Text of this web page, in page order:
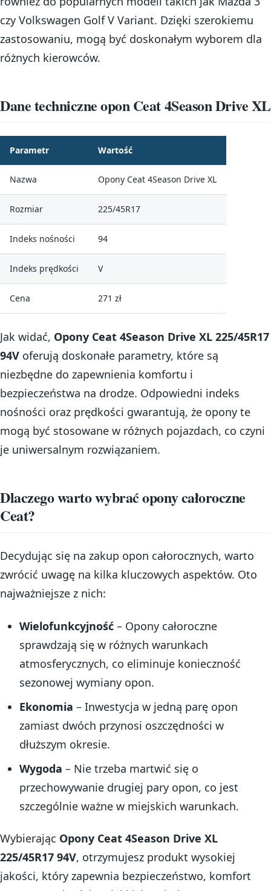
czy Volkswagen Golf V Variant. Dzięki szerokiemu
zastosowaniu, mogą być doskonałym wyborem dla
różnych kierowców.
Dane techniczne opon Ceat 4Season Drive XL
Parametr Wartość
Nazwa Opony Ceat 4Season Drive XL
Rozmiar 225/45R17
Indeks nośności 94
Indeks prędkości V
Cena 271 zł
Jak widać, Opony Ceat 4Season Drive XL 225/45R17
94V oferują doskonałe parametry, które są
niezbędne do zapewnienia komfortu i
bezpieczeństwa na drodze. Odpowiedni indeks
nośności oraz prędkości gwarantują, że opony te
mogą być stosowane w różnych pojazdach, co czyni
je uniwersalnym rozwiązaniem.
Dlaczego warto wybrać opony całoroczne
Ceat?
Decydując się na zakup opon całorocznych, warto
zwrócić uwagę na kilka kluczowych aspektów. Oto
najważniejsze z nich:
Wielofunkcyjność– Opony całoroczne
sprawdzają się w różnych warunkach
atmosferycznych, co eliminuje konieczność
sezonowej wymiany opon.
Ekonomia – Inwestycja w jedną parę opon
zamiast dwóch przynosi oszczędności w
dłuższym okresie.
Wygoda – Nie trzeba martwić się o
przechowywanie drugiej pary opon, co jest
szczególnie ważne w miejskich warunkach.
Wybierając Opony Ceat 4Season Drive XL
225/45R17 94V, otrzymujesz produkt wysokiej
jakości, który zapewnia bezpieczeństwo, komfort